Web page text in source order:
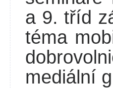
a 9. tříd
téma
mediální